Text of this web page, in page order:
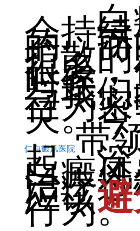
白
会持
的，
扩散
很多
时候
与我
行为密
关。
仁白癜风医院带
起，
白癜
治疗
应该
行为。